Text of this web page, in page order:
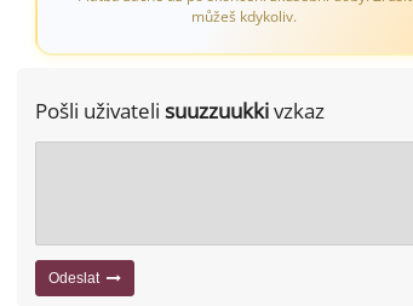
můžeš kdykoliv.
Pošli uživateli suuzzuukkivzkaz
Odeslat